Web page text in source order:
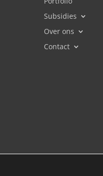
Subsidies
Over ons
Contact